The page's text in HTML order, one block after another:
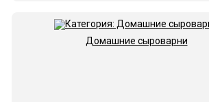
Домашние сыроварни